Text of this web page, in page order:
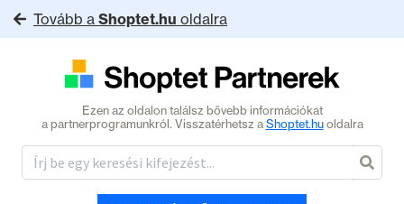
Tovább a Shoptet.hu oldalra
Ezen az oldalon találsz bővebb információkat
a partnerprogramunkról. Visszatérhetsz aShoptet.huoldalra